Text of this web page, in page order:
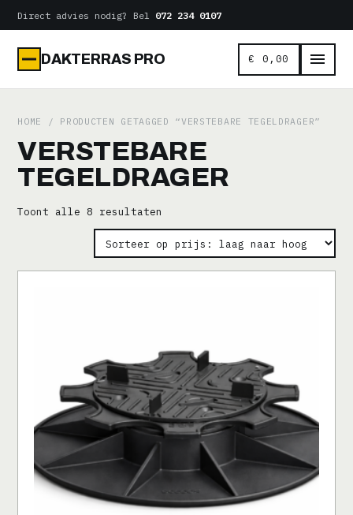
Naar
de
inhoud
Direct advies nodig? Bel 072 234 0107
DAKTERRAS PRO € 0,00
HOME / PRODUCTEN GETAGGED “VERSTEBARE TEGELDRAGER”
VERSTEBARE
TEGELDRAGER
Toont alle 8 resultaten
op
prijs:
laag
naar